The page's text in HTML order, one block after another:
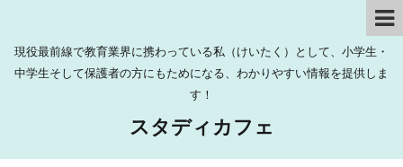
現役最前線で教育業界に携わっている私（けいたく）として、小学生・
中学生そして保護者の方にもためになる、わかりやすい情報を提供しま
す！
スタディカフェ